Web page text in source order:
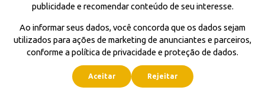
publicidade e recomendar conteúdo de seu interesse.
Ao informar seus dados, você concorda que os dados sejam
utilizados para ações de marketing de anunciantes e parceiros,
conforme a política de privacidade e proteção de dados.
Aceitar Rejeitar